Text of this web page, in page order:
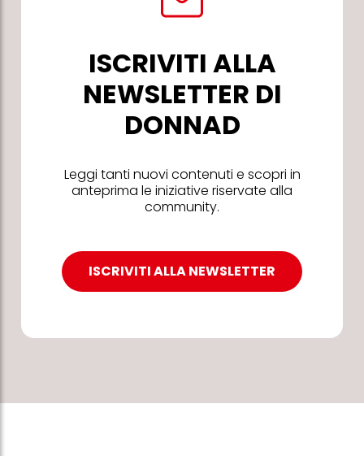
ISCRIVITI ALLA
NEWSLETTER DI
DONNAD
Leggi tanti nuovi contenuti e scopri in
anteprima le iniziative riservate alla
community.
ISCRIVITI ALLA NEWSLETTER